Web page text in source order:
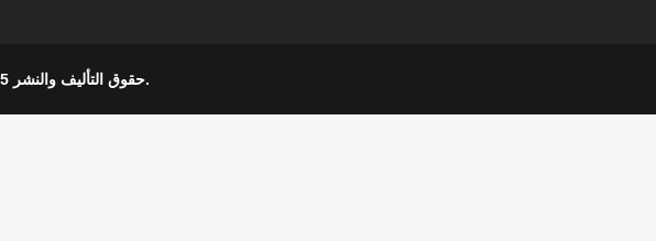
حقوق التأليف والنشر 2025 -2025 © سهله اونلاين جميع الحقوق محفوظة.